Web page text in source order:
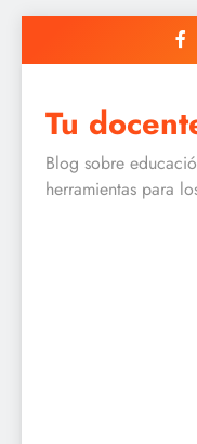
Tu
Blog sobre
herramientas para